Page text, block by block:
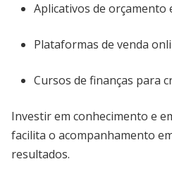
Aplicativos de orçamento
Plataformas de venda
Cursos de finanças para
Investir em conhecimento e
facilita o acompanhamento
resultados.